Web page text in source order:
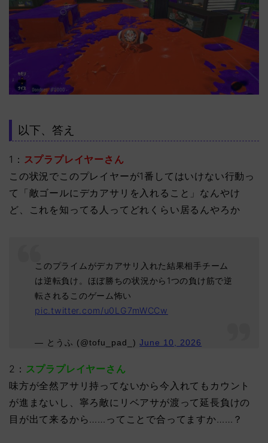
以下、答え
1： スプラプレイヤーさん
この状況でこのプレイヤーが1番してはいけない行動っ
て「敵ゴールにデカアサリを入れること」なんやけ
ど、これを知ってる人ってどれくらい居るんやろか
このプライムがデカアサリ入れた結果相手チーム
は逆転負け。ほぼ勝ちの状況から1つの負け筋で逆
転されるこのゲーム怖い
pic.twitter.com/u0LG7mWCCw
— とうふ (@tofu_pad_)June 10, 2026
2： スプラプレイヤーさん
味方が全然アサリ持ってないから今入れてもカウント
が進まないし、寧ろ敵にリベアサが渡って延長負けの
目が出て来るから……ってことで合ってますか……？